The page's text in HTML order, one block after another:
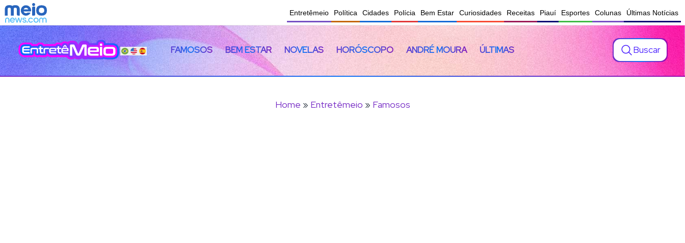
Entretêmeio Política Cidades Polícia Bem Estar Curiosidades Receitas Piauí Esportes Colunas Últimas Notícias
FAMOSOS BEM ESTAR NOVELAS HORÓSCOPO ANDRÉ MOURA ÚLTIMAS Buscar
Home » Entretêmeio » Famosos